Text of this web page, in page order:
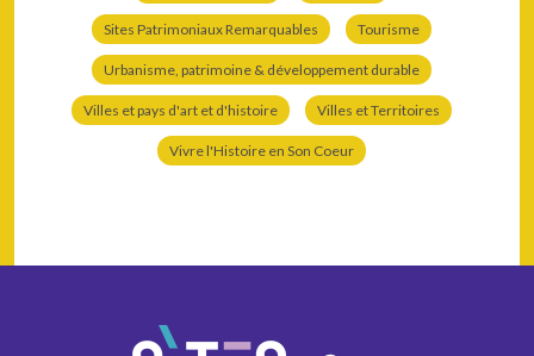
Sites Patrimoniaux Remarquables Tourisme
Urbanisme, patrimoine & développement durable
Villes et pays d'art et d'histoire Villes et Territoires
Vivre l'Histoire en Son Coeur